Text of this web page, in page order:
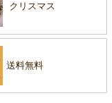
クリスマス
送料無料